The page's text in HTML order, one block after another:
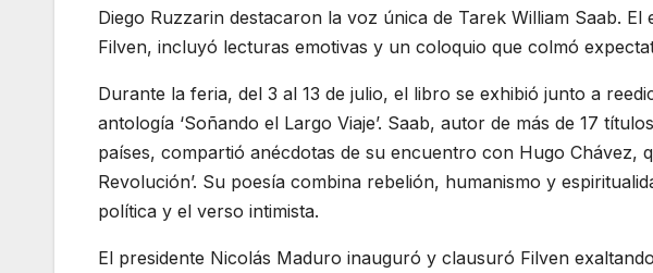
Diego Ruzzarin destacaron la voz única de Tarek William Saab.
Filven, incluyó lecturas emotivas y un coloquio que colmó
Durante la feria, del 3 al 13 de julio, el libro se exhibió junto a
antología ‘Soñando el Largo Viaje’. Saab, autor de más de 17
países, compartió anécdotas de su encuentro con Hugo Chávez,
Revolución’. Su poesía combina rebelión, humanismo y
política y el verso intimista.
El presidente Nicolás Maduro inauguró y clausuró Filven